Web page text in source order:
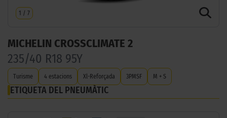
1 / 7
MICHELIN CROSSCLIMATE 2
235/40 R18 95Y
Turisme 4 estacions Xl-Reforçada 3PMSF M + S
ETIQUETA DEL PNEUMÀTIC